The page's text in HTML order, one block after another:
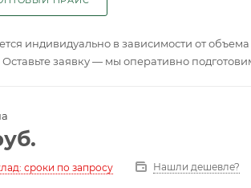
индивидуально в зависимости от
заявку — мы оперативно
сроки по запросу Нашли дешевле?